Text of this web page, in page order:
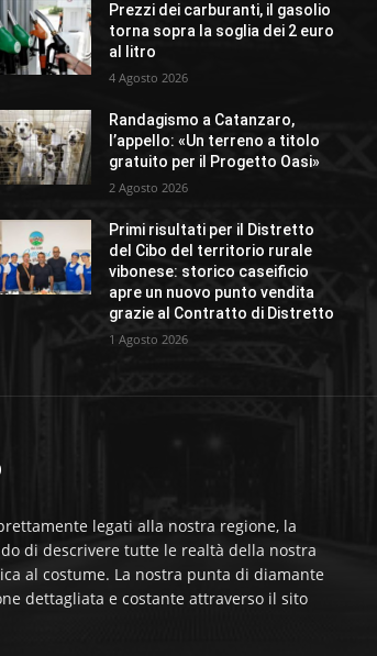
Prezzi dei carburanti, il gasolio
torna sopra la soglia dei 2 euro
al litro
4 Agosto 2026
Randagismo a Catanzaro,
l’appello: «Un terreno a titolo
gratuito per il Progetto Oasi»
2 Agosto 2026
Primi risultati per il Distretto
del Cibo del territorio rurale
vibonese: storico caseificio
apre un nuovo punto vendita
grazie al Contratto di Distretto
1 Agosto 2026
legati alla nostra regione, la
di descrivere tutte le realtà della nostra
al costume. La nostra punta di diamante
dettagliata e costante attraverso il sito